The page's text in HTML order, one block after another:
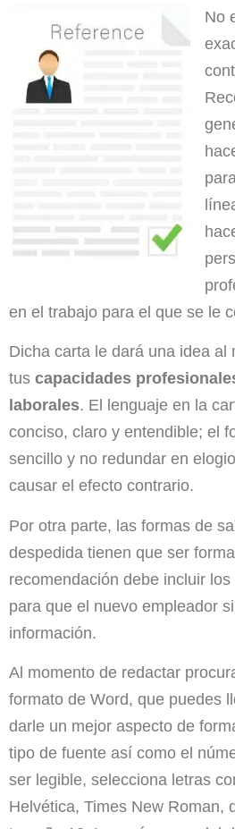
No
en el trabajo para el que se le
Dicha carta le dará una idea al
tus capacidades
laborales. El lenguaje en la
conciso, claro y entendible; el
sencillo y no redundar en
causar el efecto contrario.
Por otra parte, las formas de
despedida tienen que ser
recomendación debe incluir
para que el nuevo empleador
información.
Al momento de redactar
formato de Word, que puedes
darle un mejor aspecto de
tipo de fuente así como el
ser legible, selecciona letras
Helvética, Times New Roman,